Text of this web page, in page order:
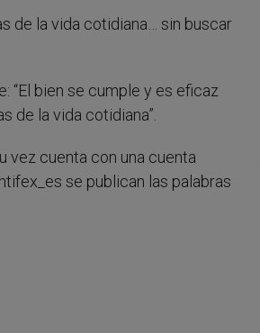
de la vida cotidiana… sin buscar
“El bien se cumple y es eficaz
de la vida cotidiana”.
vez cuenta con una cuenta
se publican las palabras